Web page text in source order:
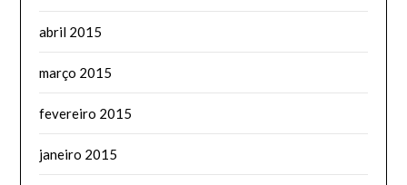
abril 2015
março 2015
fevereiro 2015
janeiro 2015